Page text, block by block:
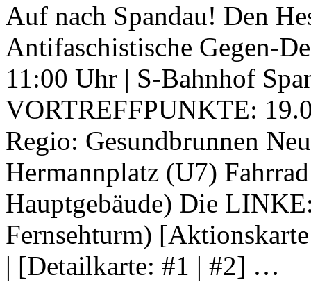
Auf nach Spandau! Den
Antifaschistische Gegen-
11:00 Uhr | S-Bahnhof
VORTREFFPUNKTE:
Regio: Gesundbrunnen
Hermannplatz (U7)
Hauptgebäude) Die
Fernsehturm)
| [Detailkarte: #1 | #2] …